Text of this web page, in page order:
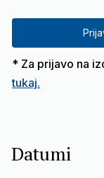
* Za prijavo na
tukaj.
Datumi